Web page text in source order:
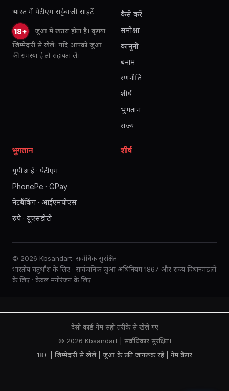
भारत में पेटीएम सट्टेबाजी साइटें
18+
जुआ में खतरा होता है। कृपया
जिम्मेदारी से खेलें। यदि आपको जुआ
की समस्या है तो सहायता लें।
कैसे करें
समीक्षा
कानूनी
बनाम
रणनीति
शीर्ष
भुगतान
राज्य
भुगतान
यूपीआई · पेटीएम
PhonePe · GPay
नेटबैंकिंग · आईएमपीएस
रुपे · यूएसडीटी
शीर्ष
© 2026 Kbsandart. सर्वाधिक सुरक्षित
भारतीय चतुर्थांश के लिए · सार्वजनिक जुआ अधिनियम 1867 और राज्य विधानमंडलों
के लिए · केवल मनोरंजन के लिए
देसी कार्ड गेम सही तरीके से खेले गए
© 2026 Kbsandart | सर्वाधिकार सुरक्षित।
18+ | जिम्मेदारी से खेलें | जुआ के प्रति जागरूक रहें| गेम केयर